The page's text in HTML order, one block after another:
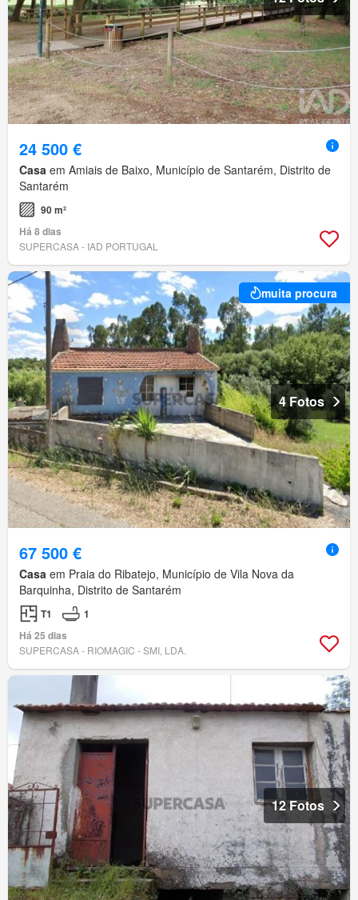
24 500 €
Casa em Amiais de Baixo, Município de Santarém, Distrito de
Santarém
90 m²
Há 8 dias
SUPERCASA - IAD PORTUGAL
muita procura
4 Fotos
67 500 €
Casa em Praia do Ribatejo, Município de Vila Nova da
Barquinha, Distrito de Santarém
T1
1
Há 25 dias
SUPERCASA - RIOMAGIC - SMI, LDA.
12 Fotos